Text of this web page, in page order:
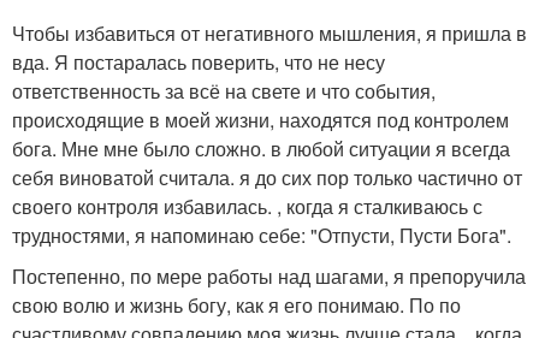
Чтобы избавиться от негативного мышления, я пришла в
вда. Я постаралась поверить, что не несу
ответственность за всё на свете и что события,
происходящие в моей жизни, находятся под контролем
бога. Мне мне было сложно. в любой ситуации я всегда
себя виноватой считала. я до сих пор только частично от
своего контроля избавилась. , когда я сталкиваюсь с
трудностями, я напоминаю себе: "Отпусти, Пусти Бога".
Постепенно, по мере работы над шагами, я препоручила
свою волю и жизнь богу, как я его понимаю. По по